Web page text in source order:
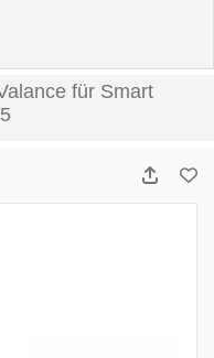
für Smart